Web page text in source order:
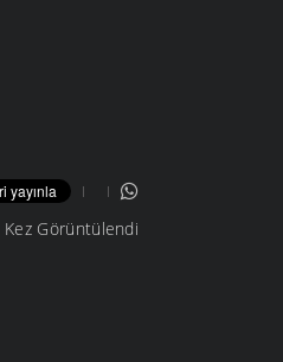
Kez Görüntülendi